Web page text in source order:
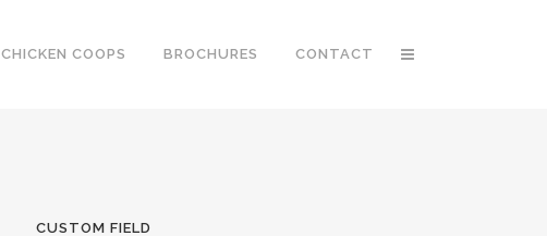
CHICKEN COOPS BROCHURES CONTACT
CUSTOM FIELD